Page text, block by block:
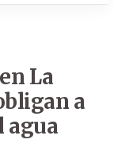
La
a
agua